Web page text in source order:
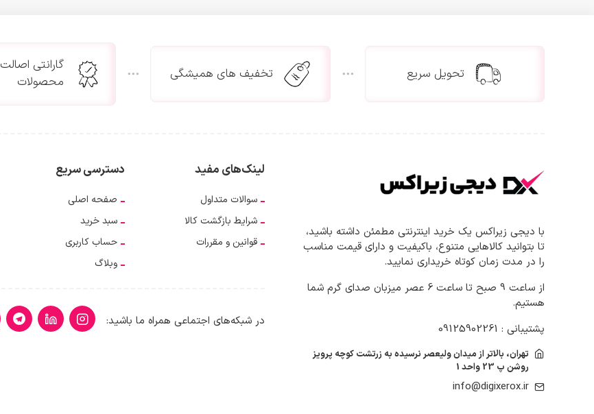
تحویل سریع تخفیف های همیشگی
گارانتی اصالت
محصولات
با دیجی زیراکس یک خرید اینترنتی مطمئن داشته باشید،
تا بتوانید کالاهایی متنوع، باکیفیت و دارای قیمت مناسب
را در مدت زمان کوتاه خریداری نمایید.
از ساعت 9 صبح تا ساعت 6 عصر میزبان صدای گرم شما
هستیم.
پشتیبانی : 09125902261
تهران، بالاتر از میدان ولیعصر نرسیده به زرتشت کوچه پرویز
روشن پ 23 واحد 1
info@digixerox.ir
لینک‌های مفید
سوالات متداول
شرایط بازگشت کالا
قوانین و مقررات
دسترسی سریع
صفحه اصلی
سبد خرید
حساب کاربری
وبلاگ
در شبکه‌های اجتماعی همراه ما باشید: